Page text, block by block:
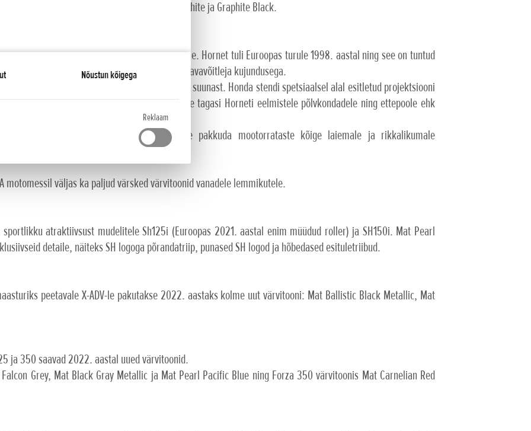
Nõustun kõigega
Reklaam
Matte Iridium Gray Metallic, Pearl Glare White ja Graphite Black.
Hornet naaseb lähitulevikus mudelivalikusse. Hornet tuli Euroopas turule 1998. aastal ning see on tuntud
mis on kokku sobitatud tipptasemel tänavavõitleja kujundusega.
eelvaate Horneti uue kehastuse kontseptsiooni suunast. Honda stendi spetsiaalsel alal esitletud projektsiooni
ja heli erksas 3D-kuvas, milles vaadatakse tagasi Horneti eelmistele põlvkondadele ning ettepoole ehk
aspektist tema vankumatu pühendumine pakkuda mootorrataste kõige laiemale ja rikkalikumale
väärtust.
motomessil väljas ka paljud värsked värvitoonid vanadele lemmikutele.
atraktiivsust mudelitele Sh125i (Euroopas 2021. aastal enim müüdud roller) ja SH150i. Mat Pearl
detaile, näiteks SH logoga põrandatriip, punased SH logod ja hõbedased esituletriibud.
peetavale X-ADV-le pakutakse 2022. aastaks kolme uut värvitooni: Mat Ballistic Black Metallic, Mat
ja 350 saavad 2022. aastal uued värvitoonid.
Grey, Mat Black Gray Metallic ja Mat Pearl Pacific Blue ning Forza 350 värvitoonis Mat Carnelian Red